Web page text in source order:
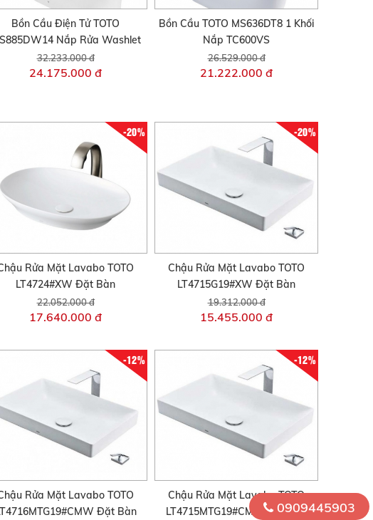
Bồn Cầu Điện Tử TOTO
Nắp Rửa Washlet
32.233.000 đ
24.175.000 đ
Bồn Cầu TOTO MS636DT8 1 Khối
Nắp TC600VS
26.529.000 đ
21.222.000 đ
-20%
Rửa Mặt Lavabo TOTO
LT4724#XW Đặt Bàn
22.052.000 đ
17.640.000 đ
-20%
Chậu Rửa Mặt Lavabo TOTO
LT4715G19#XW Đặt Bàn
19.312.000 đ
15.455.000 đ
-12%
Rửa Mặt Lavabo TOTO
Đặt Bàn
-12%
Chậu Rửa Mặt Lavabo TOTO
LT4715MTG19#CMW Đặt Bàn0909445903